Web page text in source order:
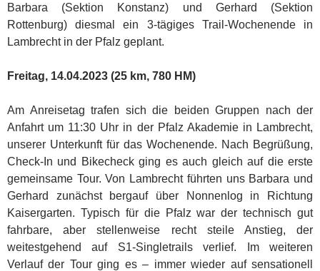
Barbara (Sektion Konstanz) und Gerhard (Sektion
Rottenburg) diesmal ein 3-tägiges Trail-Wochenende in
Lambrecht in der Pfalz geplant.
Freitag, 14.04.2023 (25 km, 780 HM)
Am Anreisetag trafen sich die beiden Gruppen nach der
Anfahrt um 11:30 Uhr in der Pfalz Akademie in Lambrecht,
unserer Unterkunft für das Wochenende. Nach Begrüßung,
Check-In und Bikecheck ging es auch gleich auf die erste
gemeinsame Tour. Von Lambrecht führten uns Barbara und
Gerhard zunächst bergauf über Nonnenlog in Richtung
Kaisergarten. Typisch für die Pfalz war der technisch gut
fahrbare, aber stellenweise recht steile Anstieg, der
weitestgehend auf S1-Singletrails verlief. Im weiteren
Verlauf der Tour ging es – immer wieder auf sensationell